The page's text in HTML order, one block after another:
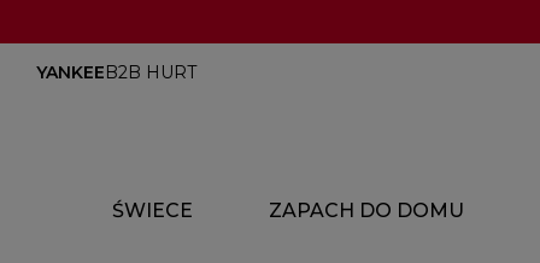
YANKEEB2B HURT
ŚWIECE ZAPACH DO DOMU